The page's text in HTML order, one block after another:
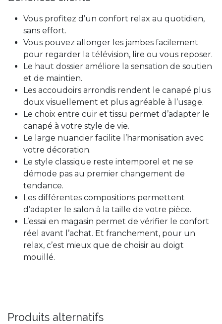
Vous profitez d’un confort relax au quotidien,
sans effort.
Vous pouvez allonger les jambes facilement
pour regarder la télévision, lire ou vous reposer.
Le haut dossier améliore la sensation de soutien
et de maintien.
Les accoudoirs arrondis rendent le canapé plus
doux visuellement et plus agréable à l’usage.
Le choix entre cuir et tissu permet d’adapter le
canapé à votre style de vie.
Le large nuancier facilite l’harmonisation avec
votre décoration.
Le style classique reste intemporel et ne se
démode pas au premier changement de
tendance.
Les différentes compositions permettent
d’adapter le salon à la taille de votre pièce.
L’essai en magasin permet de vérifier le confort
réel avant l’achat. Et franchement, pour un
relax, c’est mieux que de choisir au doigt
mouillé.
Produits alternatifs